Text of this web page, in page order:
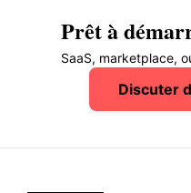
Prêt à
SaaS, marketplace,
Discuter